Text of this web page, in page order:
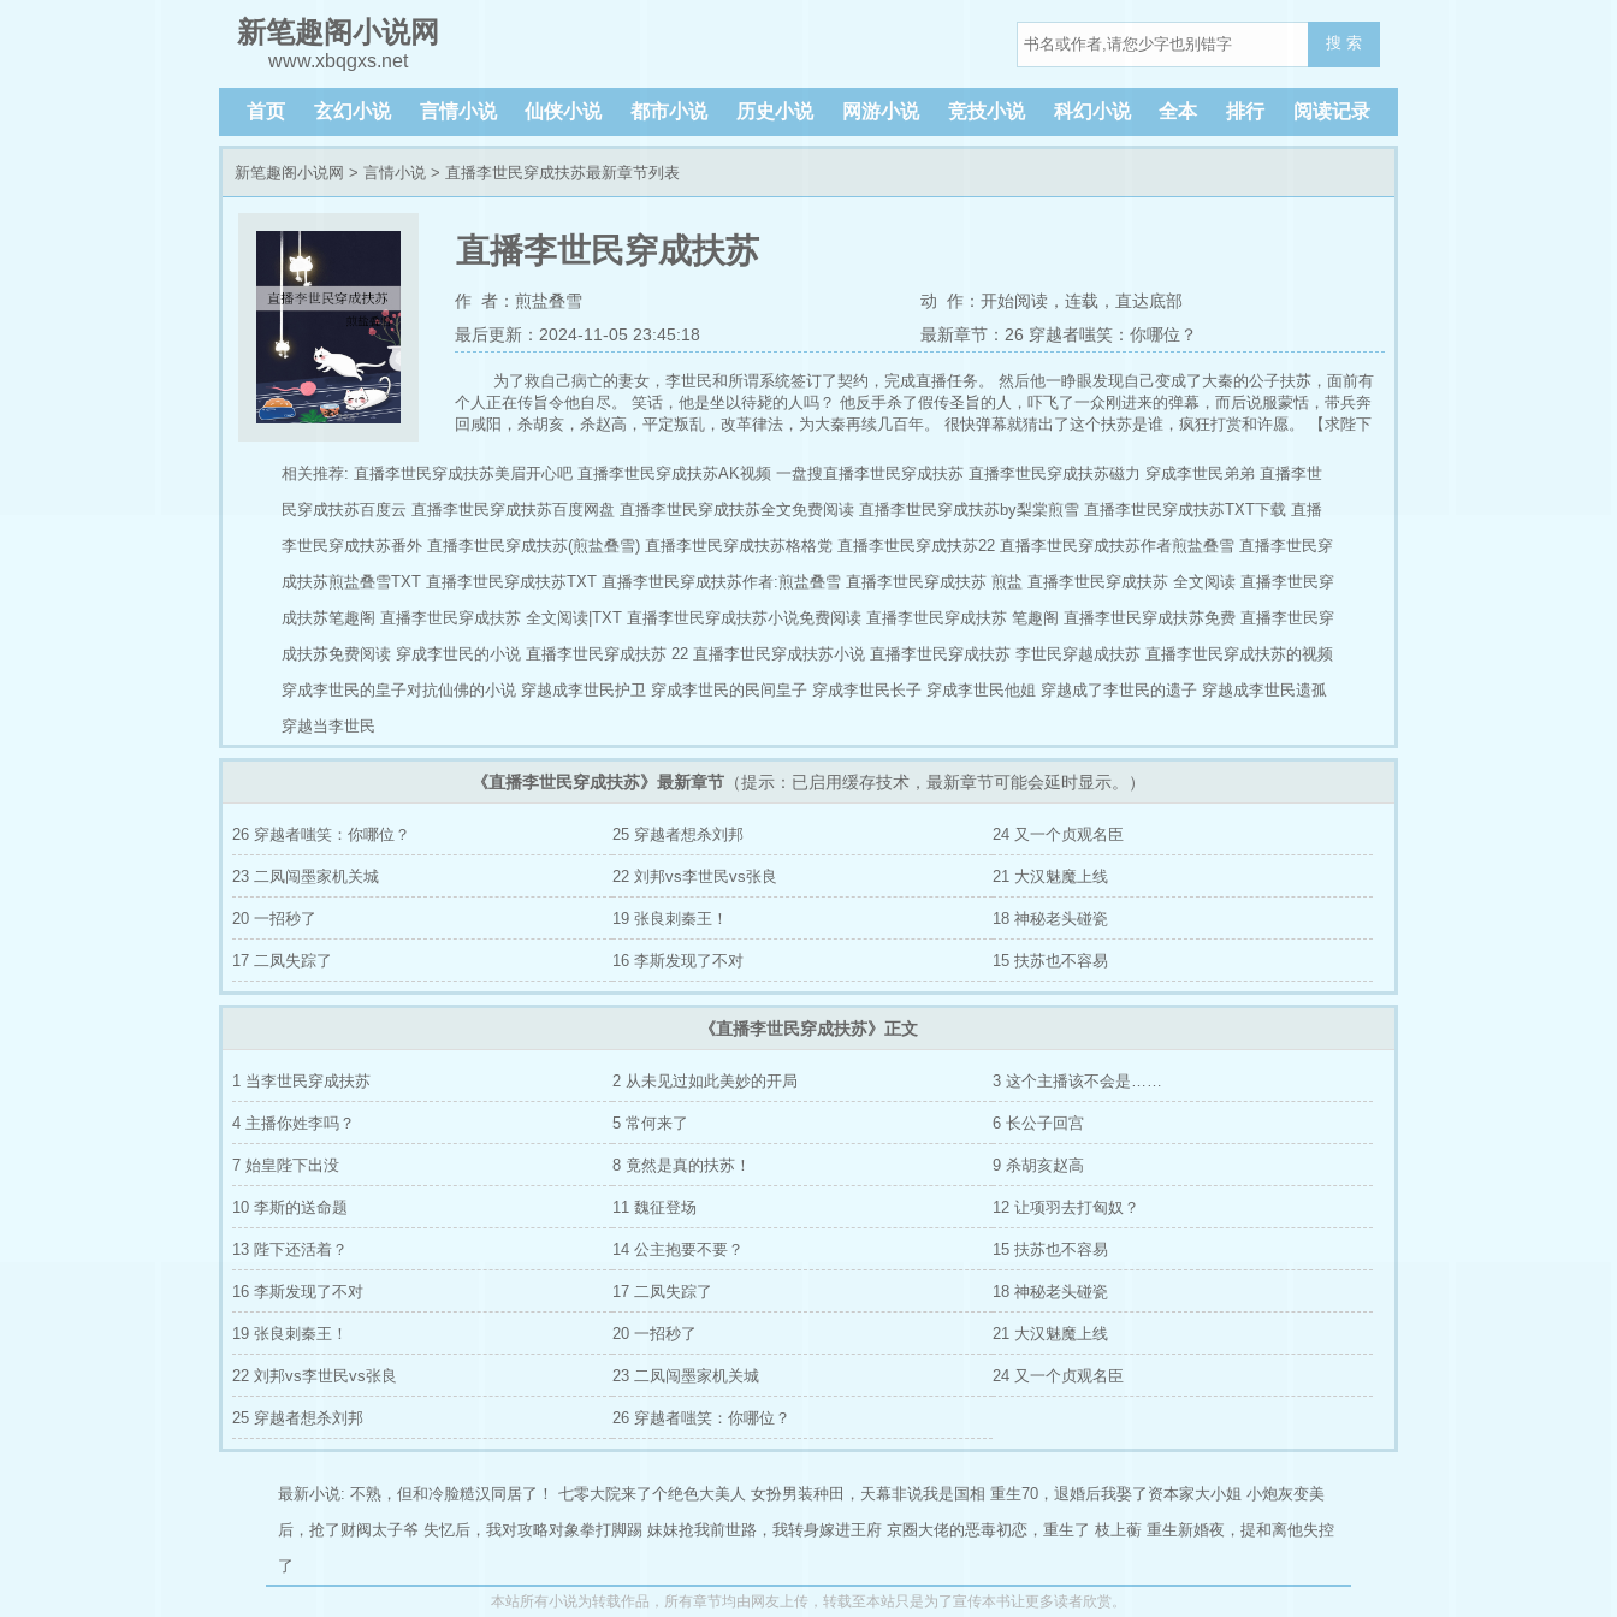
新笔趣阁小说网
www.xbqgxs.net
搜 索
首页 玄幻小说 言情小说 仙侠小说 都市小说 历史小说 网游小说 竞技小说 科幻小说 全本 排行 阅读记录
新笔趣阁小说网 > 言情小说 > 直播李世民穿成扶苏最新章节列表
直播李世民穿成扶苏
作 者：煎盐叠雪 动 作： 开始阅读，连载， 直达底部
最后更新：2024-11-05 23:45:18
最新章节：26 穿越者嗤笑：你哪位？
为了救自己病亡的妻女，李世民和所谓系统签订了契约，完成直播任务。 然后他一睁眼发现自己变成了大秦的公子扶苏，面前有
个人正在传旨令他自尽。 笑话，他是坐以待毙的人吗？ 他反手杀了假传圣旨的人，吓飞了一众刚进来的弹幕，而后说服蒙恬，带兵奔
回咸阳，杀胡亥，杀赵高，平定叛乱，改革律法，为大秦再续几百年。 很快弹幕就猜出了这个扶苏是谁，疯狂打赏和许愿。 【求陛下
国，避免五胡乱华！】 有凌烟阁功臣出没，也有嬴政和扶苏返场，甚至有二凤来到现代的情节，纯爽文，请当平行世界看。 周一上夹
煮泡面，本来以为没人看，谁知弹幕却纷纷在问【这是何物？】 她觉得观众们很搞笑，就随口答应给打赏的人寄一箱泡面。 然后她望
四大发明，他打赏我好多黄金# #给汉武帝剧透未来，他送我一堆美玉# #唐太宗说他想要杂交水稻和土豆，什么东西能换# “那个，传国
玉玺盖的章行不行？《兰亭集序》的手抄本也行……不不不，我不是说要陛下你亲自抄——”
相关推荐: 直播李世民穿成扶苏美眉开心吧 直播李世民穿成扶苏AK视频 一盘搜直播李世民穿成扶苏 直播李世民穿成扶苏磁力 穿成李世民弟弟 直播李世
民穿成扶苏百度云 直播李世民穿成扶苏百度网盘 直播李世民穿成扶苏全文免费阅读 直播李世民穿成扶苏by梨棠煎雪 直播李世民穿成扶苏TXT下载 直播
李世民穿成扶苏番外 直播李世民穿成扶苏(煎盐叠雪) 直播李世民穿成扶苏格格党 直播李世民穿成扶苏22 直播李世民穿成扶苏作者煎盐叠雪 直播李世民穿
成扶苏煎盐叠雪TXT 直播李世民穿成扶苏TXT 直播李世民穿成扶苏作者:煎盐叠雪 直播李世民穿成扶苏 煎盐 直播李世民穿成扶苏 全文阅读 直播李世民穿
成扶苏笔趣阁 直播李世民穿成扶苏 全文阅读|TXT 直播李世民穿成扶苏小说免费阅读 直播李世民穿成扶苏 笔趣阁 直播李世民穿成扶苏免费 直播李世民穿
成扶苏免费阅读 穿成李世民的小说 直播李世民穿成扶苏 22 直播李世民穿成扶苏小说 直播李世民穿成扶苏 李世民穿越成扶苏 直播李世民穿成扶苏的视频
穿成李世民的皇子对抗仙佛的小说 穿越成李世民护卫 穿成李世民的民间皇子 穿成李世民长子 穿成李世民他姐 穿越成了李世民的遗子 穿越成李世民遗孤
穿越当李世民
《直播李世民穿成扶苏》最新章节 （提示：已启用缓存技术，最新章节可能会延时显示。）
26 穿越者嗤笑：你哪位？ 25 穿越者想杀刘邦 24 又一个贞观名臣
23 二凤闯墨家机关城 22 刘邦vs李世民vs张良 21 大汉魅魔上线
20 一招秒了 19 张良刺秦王！ 18 神秘老头碰瓷
17 二凤失踪了 16 李斯发现了不对 15 扶苏也不容易
《直播李世民穿成扶苏》正文
1 当李世民穿成扶苏 2 从未见过如此美妙的开局 3 这个主播该不会是……
4 主播你姓李吗？ 5 常何来了 6 长公子回宫
7 始皇陛下出没 8 竟然是真的扶苏！ 9 杀胡亥赵高
10 李斯的送命题 11 魏征登场 12 让项羽去打匈奴？
13 陛下还活着？ 14 公主抱要不要？ 15 扶苏也不容易
16 李斯发现了不对 17 二凤失踪了 18 神秘老头碰瓷
19 张良刺秦王！ 20 一招秒了 21 大汉魅魔上线
22 刘邦vs李世民vs张良 23 二凤闯墨家机关城 24 又一个贞观名臣
25 穿越者想杀刘邦 26 穿越者嗤笑：你哪位？
最新小说: 不熟，但和冷脸糙汉同居了！ 七零大院来了个绝色大美人 女扮男装种田，天幕非说我是国相 重生70，退婚后我娶了资本家大小姐 小炮灰变美
后，抢了财阀太子爷 失忆后，我对攻略对象拳打脚踢 妹妹抢我前世路，我转身嫁进王府 京圈大佬的恶毒初恋，重生了 枝上蘅 重生新婚夜，提和离他失控
了
本站所有小说为转载作品，所有章节均由网友上传，转载至本站只是为了宣传本书让更多读者欣赏。